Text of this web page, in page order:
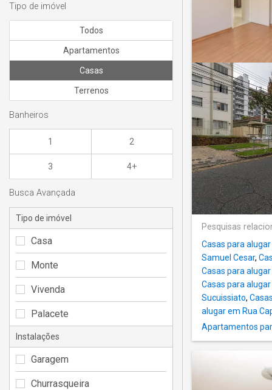
Pesquisas
Casas para
Samuel Cesar,
Casas para
Casas para
Sucuissiato,
alugar em Rua
Apartamentos
Tipo de imóvel
Todos
Apartamentos
Casas
Terrenos
Banheiros
1 2
3 4+
Busca Avançada
Tipo de imóvel
Casa
Monte
Vivenda
Palacete
Instalações
Garagem
Churrasqueira